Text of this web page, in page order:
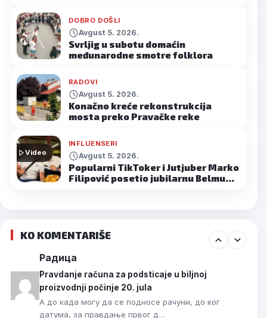
DOBRO DOŠLI
Avgust 5. 2026.
Svrljig u subotu domaćin
međunarodne smotre folklora
RADOVI
Avgust 5. 2026.
Konačno kreće rekonstrukcija
mosta preko Pravačke reke
Video
INFLUENSERI
Avgust 5. 2026.
Popularni TikToker i Jutjuber Marko
Filipović posetio jubilarnu Belmu…
KO KOMENTARIŠE
Радица
Pravdanje računa za podsticaje u biljnoj
proizvodnji počinje 20. jula
А до када могу да се подносе рачуни, до ког
датума, за правдање првог д…